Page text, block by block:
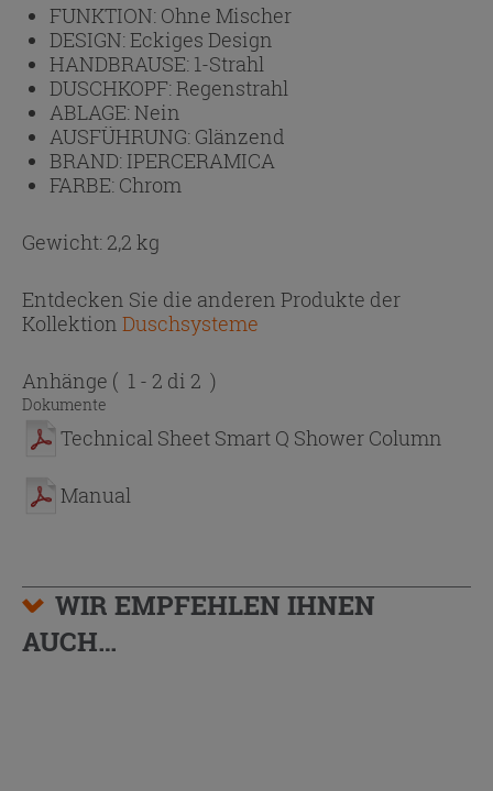
FUNKTION: Ohne Mischer
DESIGN:Eckiges Design
HANDBRAUSE: 1-Strahl
DUSCHKOPF:Regenstrahl
ABLAGE:Nein
AUSFÜHRUNG: Glänzend
BRAND: IPERCERAMICA
FARBE: Chrom
Gewicht: 2,2 kg
Entdecken Sie die anderen Produkte der
Kollektion Duschsysteme
Anhänge ( 1 - 2 di 2 )
Dokumente
Technical Sheet Smart Q Shower Column
Manual
WIR EMPFEHLEN IHNEN
AUCH…